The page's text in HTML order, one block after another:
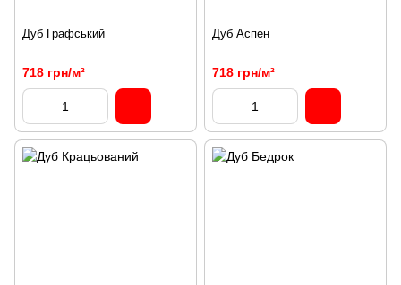
Дуб Графський
718 грн/м²
Дуб Аспен
718 грн/м²